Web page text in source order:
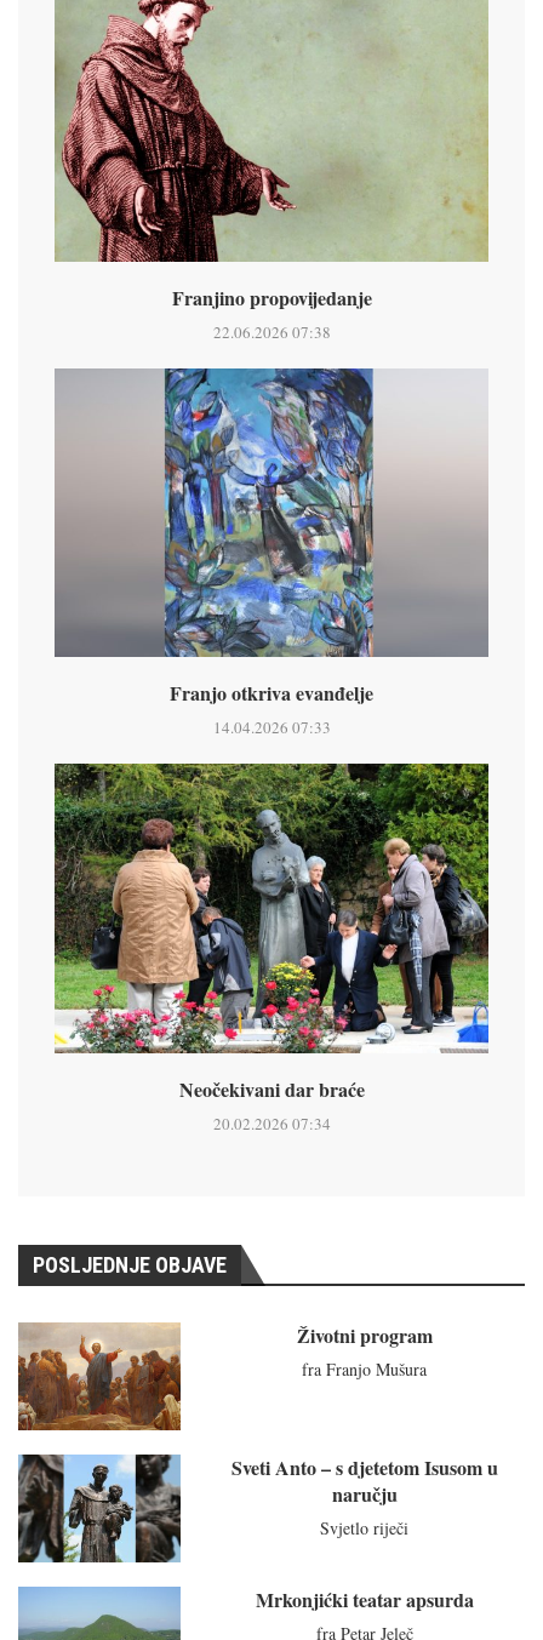
Franjino propovijedanje
22.06.2026 07:38
Franjo otkriva evanđelje
14.04.2026 07:33
Neočekivani dar braće
20.02.2026 07:34
POSLJEDNJE OBJAVE
Životni program
fra Franjo Mušura
Sveti Anto – s djetetom Isusom u
naručju
Svjetlo riječi
Mrkonjićki teatar apsurda
fra Petar Jeleč